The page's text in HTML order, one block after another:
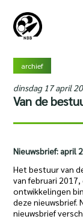
archief
dinsdag 17 april
Van de
Nieuwsbrief: april
Het bestuur van
van februari
ontwikkelingen
deze nieuwsbrief.
nieuwsbrief